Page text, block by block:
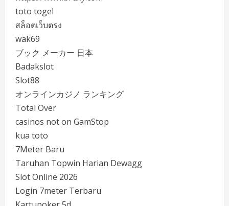
toto togel
สล็อตเว็บตรง
wak69
ブック メーカー 日本
Badakslot
Slot88
オンラインカジノ ランキング
Total Over
casinos not on GamStop
kua toto
7Meter Baru
Taruhan Topwin Harian Dewagg
Slot Online 2026
Login 7meter Terbaru